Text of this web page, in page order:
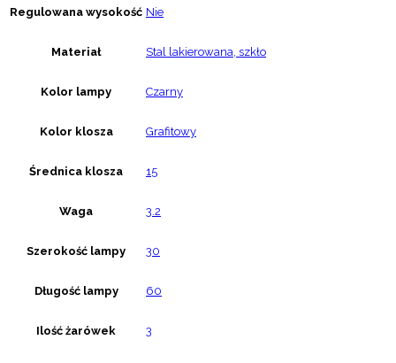
Regulowana wysokość Nie
Materiał Stal lakierowana, szkło
Kolor lampy Czarny
Kolor klosza Grafitowy
Średnica klosza 15
Waga 3.2
Szerokość lampy 30
Długość lampy 60
Ilość żarówek 3